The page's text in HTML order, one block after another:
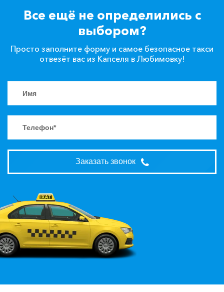
Все ещё не определились с
выбором?
Просто заполните форму и самое безопасное такси
отвезёт вас из Капселя в Любимовку!
Заказать звонок